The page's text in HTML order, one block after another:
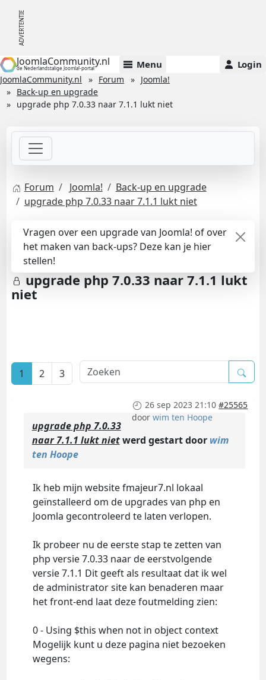
JoomlaCommunity.nl
de Nederlandstalige Joomla!-portal Menu Login
JoomlaCommunity.nl Forum
Joomla!
Back-up en upgrade
upgrade php 7.0.33 naar 7.1.1 lukt niet
Forum Joomla!
Back-up en upgrade
upgrade php 7.0.33 naar 7.1.1 lukt niet
Vragen over een upgrade van Joomla! of over
het maken van back-ups? Deze kan je hier
stellen!
upgrade php 7.0.33 naar 7.1.1 lukt
niet
1 2 3
26 sep 2023 21:10 #25565
doorwim ten Hoope
upgrade php 7.0.33
naar 7.1.1 lukt nietwerd gestart door wim
ten Hoope
Ik heb mijn website fmajeur7.nl lokaal
geïnstalleerd om de upgrades van php en
Joomla gecontroleerd te laten verlopen.
Ik probeer nu de eerste stap te zetten van
php versie 7.0.33 naar de eerstvolgende
versie 7.1.1 Dit geeft als resultaat dat ik wel
de administrator site kan benaderen maar
het front-end laat deze foutmelding zien:
0 - Using $this when not in object context
Mogelijk kunt u deze pagina niet bezoeken
wegens: